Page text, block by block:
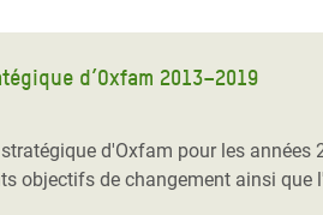
d’Oxfam 2013–2019
d'Oxfam pour les
objectifs de changement ainsi que